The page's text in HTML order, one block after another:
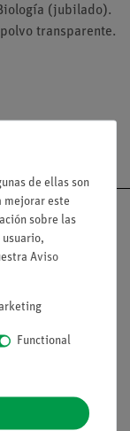
(jubilado).
transparente.
de ellas son
mejorar este
sobre las
usuario,
Aviso
Functional